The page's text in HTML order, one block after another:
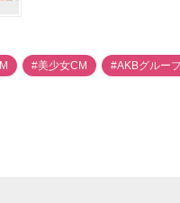
#美少女CM #AKBグルー